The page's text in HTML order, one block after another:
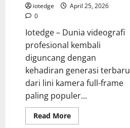
iotedge
April 25, 2026
0
Iotedge – Dunia videografi
profesional kembali
diguncang dengan
kehadiran generasi terbaru
dari lini kamera full-frame
paling populer...
Read MoreRead
more